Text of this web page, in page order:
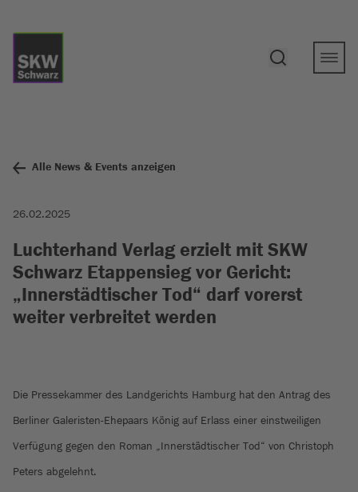
Alle News & Events anzeigen
26.02.2025
Luchterhand Verlag erzielt mit SKW
Schwarz Etappensieg vor Gericht:
„Innerstädtischer Tod“ darf vorerst
weiter verbreitet werden
Die Pressekammer des Landgerichts Hamburg hat den Antrag des
Berliner Galeristen-Ehepaars König auf Erlass einer einstweiligen
Verfügung gegen den Roman „Innerstädtischer Tod“ von Christoph
Peters abgelehnt.